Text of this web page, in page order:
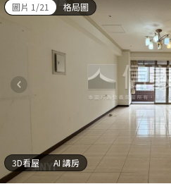
圖片 1/21 格局圖
3D看屋 AI 講房